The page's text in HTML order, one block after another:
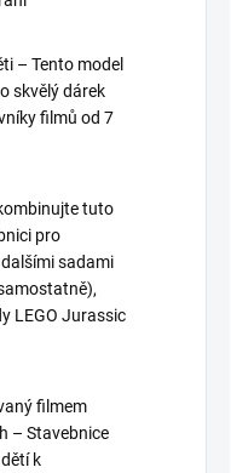
– Tento model
skvělý dárek
filmů od 7
tuto
pro
sadami
LEGO Jurassic
filmem
– Stavebnice
k